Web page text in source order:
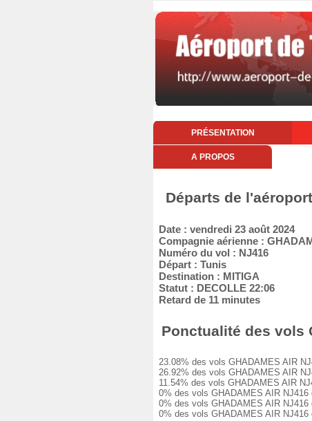
PRÉSENTATION
A PROPOS
Départs de
Date : vendredi 23 août 2024
Compagnie aérienne :
Numéro du vol : NJ416
Départ : Tunis
Destination : MITIGA
Statut : DECOLLE 22:06
Retard de 11 minutes
Ponctualité des vols
23.08% des vols GHADAMES AIR
26.92% des vols GHADAMES AIR
11.54% des vols GHADAMES AIR
0% des vols GHADAMES AIR
0% des vols GHADAMES AIR
0% des vols GHADAMES AIR